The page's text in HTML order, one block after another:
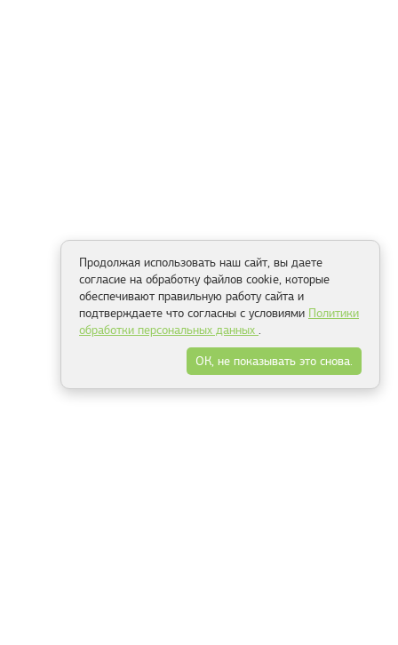
Продолжая использовать наш сайт, вы даете
согласие на обработку файлов cookie, которые
обеспечивают правильную работу сайта и
подтверждаете что согласны с условиями Политики
обработки персональных данных .
ОК, не показывать это снова.